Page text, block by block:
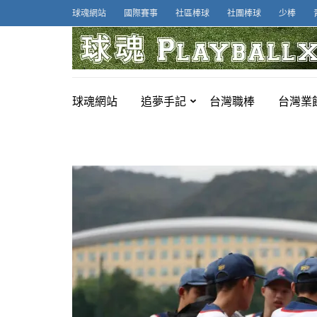
to
球魂網站 國際賽事 社區棒球 社團棒球 少棒
球魂網站 追夢手記 台灣職棒 台灣業